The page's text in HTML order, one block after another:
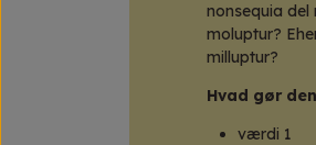
nonsequia del
moluptur?
milluptur?
Hvad gør
værdi 1